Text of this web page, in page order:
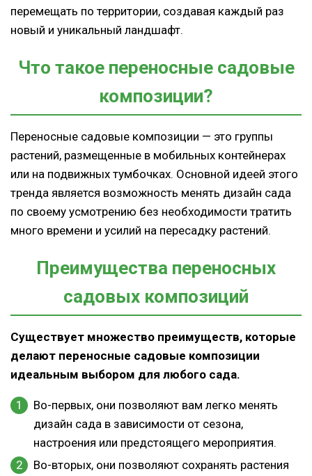
перемещать по территории, создавая каждый раз
новый и уникальный ландшафт.
Что такое переносные садовые
композиции?
Переносные садовые композиции — это группы
растений, размещенные в мобильных контейнерах
или на подвижных тумбочках. Основной идеей этого
тренда является возможность менять дизайн сада
по своему усмотрению без необходимости тратить
много времени и усилий на пересадку растений.
Преимущества переносных
садовых композиций
Существует множество преимуществ, которые
делают переносные садовые композиции
идеальным выбором для любого сада.
Во-первых, они позволяют вам легко менять
дизайн сада в зависимости от сезона,
настроения или предстоящего мероприятия.
Во-вторых, они позволяют сохранять растения